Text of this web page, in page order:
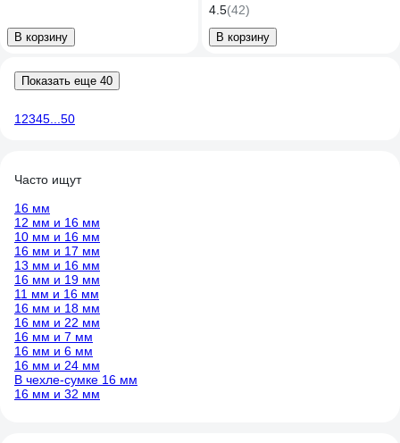
В корзину
4.5(42)
В корзину
Показать еще 40
1 2345 50
Часто ищут
16 мм
12 мм и 16 мм
10 мм и 16 мм
16 мм и 17 мм
13 мм и 16 мм
16 мм и 19 мм
11 мм и 16 мм
16 мм и 18 мм
16 мм и 22 мм
16 мм и 7 мм
16 мм и 6 мм
16 мм и 24 мм
В чехле-сумке 16 мм
16 мм и 32 мм